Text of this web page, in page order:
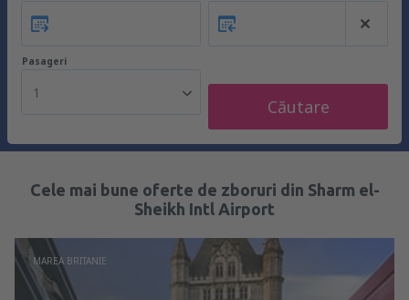
Pasageri
1
Căutare
Cele mai bune oferte de zboruri din Sharm el-
Sheikh Intl Airport
MAREA BRITANIE